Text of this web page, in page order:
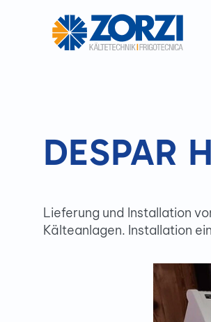
DESPAR
Lieferung und Installation
Kälteanlagen. Installation